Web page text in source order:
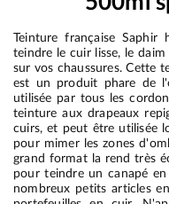
Teinture française
teindre le cuir lisse, le
sur vos chaussures. Cette
est un produit phare de
utilisée par tous les
teinture aux drapeaux
cuirs, et peut être utilisée
pour mimer les zones
grand format la rend très
pour teindre un canapé
nombreux petits articles